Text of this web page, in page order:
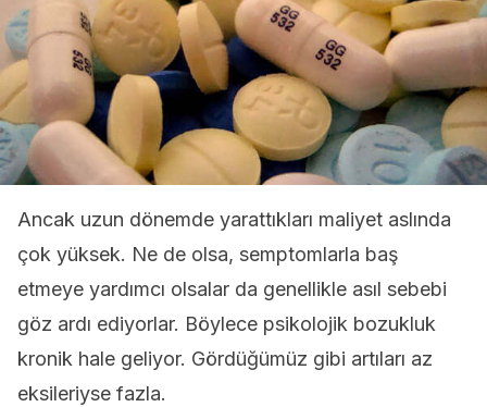
Ancak uzun dönemde yarattıkları maliyet aslında
çok yüksek. Ne de olsa, semptomlarla baş
etmeye yardımcı olsalar da genellikle asıl sebebi
göz ardı ediyorlar. Böylece psikolojik bozukluk
kronik hale geliyor. Gördüğümüz gibi artıları az
eksileriyse fazla.